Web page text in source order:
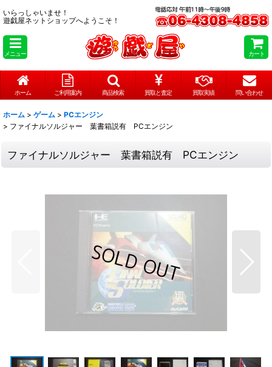
いらっしゃいませ！
遊戯屋ネットショップへようこそ！
メニュー カート
ホーム ご利用案内 商品検索 買取と査定 買取実績 問い合わせ
ホーム > ゲーム > PCエンジン
> ファイナルソルジャー 葉書箱説有 PCエンジン
ファイナルソルジャー 葉書箱説有 PCエンジン